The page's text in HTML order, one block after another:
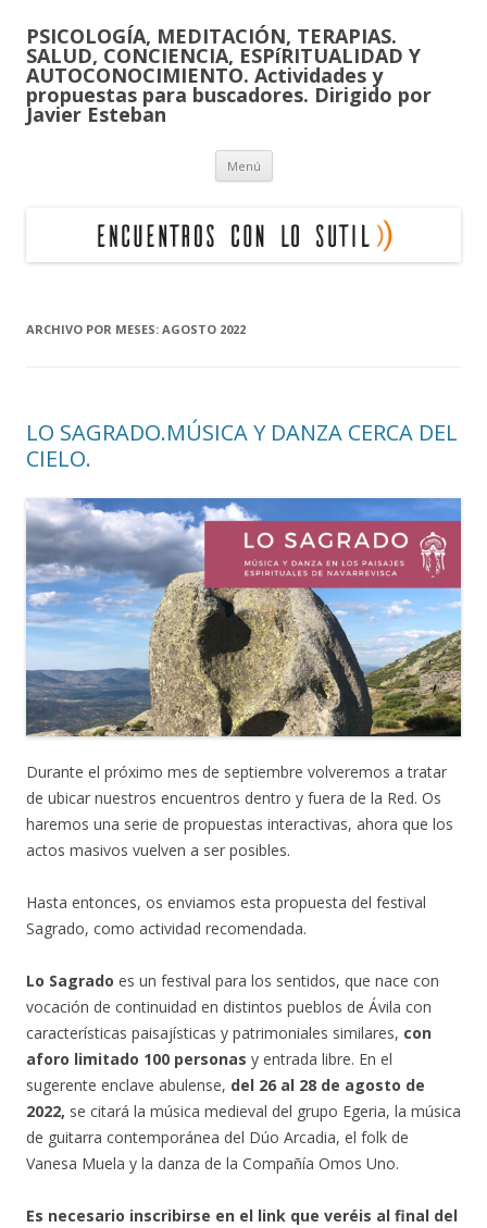
PSICOLOGÍA, MEDITACIÓN, TERAPIAS.
SALUD, CONCIENCIA, ESPíRITUALIDAD Y
AUTOCONOCIMIENTO. Actividades y
propuestas para buscadores. Dirigido por
Javier Esteban
Menú Saltar
contenido
ARCHIVO POR MESES: AGOSTO 2022
LO SAGRADO.MÚSICA Y DANZA CERCA DEL
CIELO.
Durante el próximo mes de septiembre volveremos a tratar
de ubicar nuestros encuentros dentro y fuera de la Red. Os
haremos una serie de propuestas interactivas, ahora que los
actos masivos vuelven a ser posibles.
Hasta entonces, os enviamos esta propuesta del festival
Sagrado, como actividad recomendada.
Lo Sagrado es un festival para los sentidos, que nace con
vocación de continuidad en distintos pueblos de Ávila con
características paisajísticas y patrimoniales similares, con
aforo limitado 100 personas y entrada libre. En el
sugerente enclave abulense, del 26 al 28 de agosto de
2022, se citará la música medieval del grupo Egeria, la música
de guitarra contemporánea del Dúo Arcadia, el folk de
Vanesa Muela y la danza de la Compañía Omos Uno.
Es necesario inscribirse en el link que veréis al final del